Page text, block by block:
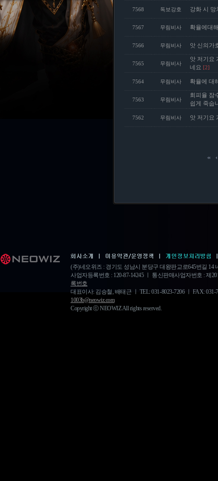
7568 독보강호 강화 시
7567 무림비사 확율에대
7566 무림비사 앗 신의가
7565 무림비사
앗 저기요
네요 [2]
7564 무림비사 확율에 대
7563 무림비사
회피율 잠
쉽게 죽숩
7562 무림비사 앗 저기요
(주)네오위즈 : 경기도 성남시 분당구 대왕판교로645번길 14
사업자등록번호 : 120-87-14245 ㅣ 통신판매사업자번호 : 제
록번호
대표이사: 김승철, 배태근 ㅣ TEL: 031-8023-7206 ㅣ FAX: 031-
1003b@neowiz.com
Copyright ⓒ NEOWIZ All rights reserved.